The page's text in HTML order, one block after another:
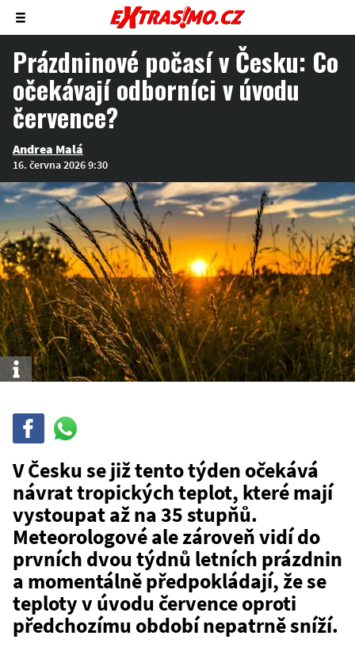
Zobrazit/skrýt
menu
Prázdninové počasí v Česku: Co
očekávají odborníci v úvodu
července?
Andrea Malá
16. června 2026 9:30
Info
Sdílej
WhatsAppu
V Česku se již tento týden očekává
návrat tropických teplot, které mají
vystoupat až na 35 stupňů.
Meteorologové ale zároveň vidí do
prvních dvou týdnů letních prázdnin
a momentálně předpokládají, že se
teploty v úvodu července oproti
předchozímu období nepatrně sníží.